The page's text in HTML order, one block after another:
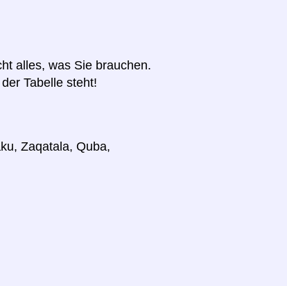
alles, was Sie brauchen.
Tabelle steht!
Zaqatala, Quba,